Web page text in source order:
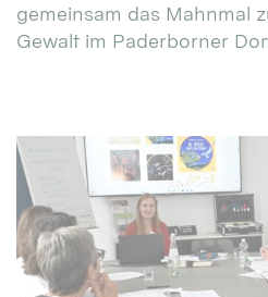
gemeinsam das Mahnmal
Gewalt im Paderborner